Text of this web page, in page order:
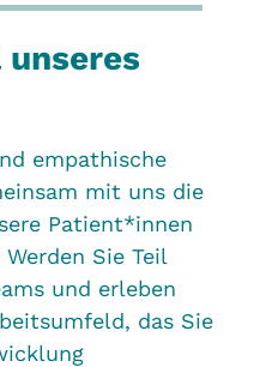
unseres
empathische
mit uns die
Patient*innen
Sie Teil
und erleben
das Sie